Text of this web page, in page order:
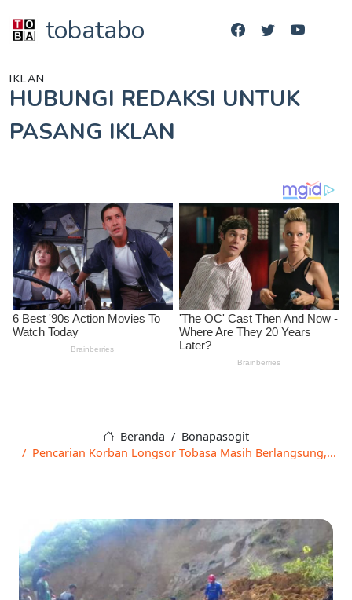
tobatabo
IKLAN
HUBUNGI REDAKSI UNTUK
PASANG IKLAN
Beranda
Bonapasogit
Pencarian Korban Longsor Tobasa Masih Berlangsung,...